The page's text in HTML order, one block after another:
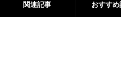
関連記事 おすす